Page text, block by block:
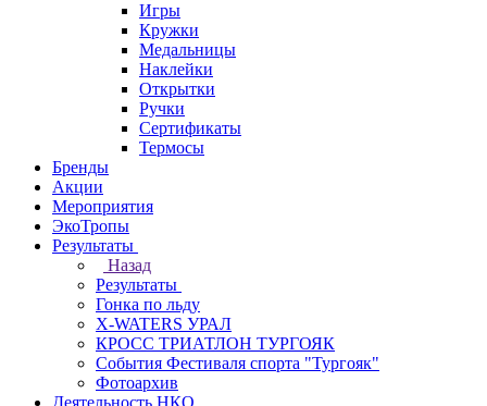
Игры
Кружки
Медальницы
Наклейки
Открытки
Ручки
Сертификаты
Термосы
Бренды
Акции
Мероприятия
ЭкоТропы
Результаты
Назад
Результаты
Гонка по льду
X-WATERS УРАЛ
КРОСС ТРИАТЛОН ТУРГОЯК
События Фестиваля спорта "Тургояк"
Фотоархив
Деятельность НКО